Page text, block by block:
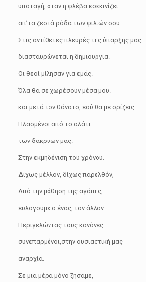
υποταγή, όταν η φλέβα κοκκινίζει
απ’τα ζεστά ρόδα των φιλιών σου.
Στις αντίθετες πλευρές της ύπαρξης μας
διασταυρώνεται η δημιουργία.
Οι θεοί μίλησαν για εμάς.
Όλα θα σε χωρέσουν μέσα μου.
και μετά τον θάνατο, εσύ θα με ορίζεις..
Πλασμένοι από το αλάτι
των δακρύων μας.
Στην εκμηδένιση του χρόνου.
Δίχως μέλλον, δίχως παρελθόν,
Από την μάθηση της αγάπης,
ευλογούμε ο ένας, τον άλλον.
Περιγελώντας τους κανόνες
συνεπαρμένοι,στην ουσιαστική μας
αναρχία.
Σε μια μέρα μόνο ζήσαμε,